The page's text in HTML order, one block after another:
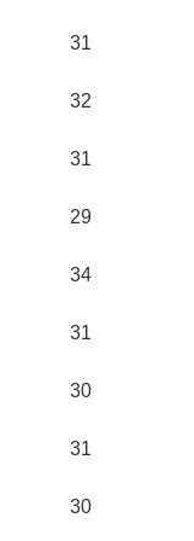
31
32
31
29
34
31
30
31
30